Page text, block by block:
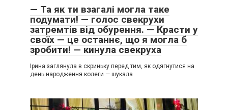
— Та як ти взагалі могла таке
подумати! — голос свекрухи
затремтів від обурення. — Красти у
своїх — це останнє, що я могла б
зробити! — кинула свекруха
Ірина заглянула в скриньку перед тим, як одягнутися на
день народження колеги — шукала